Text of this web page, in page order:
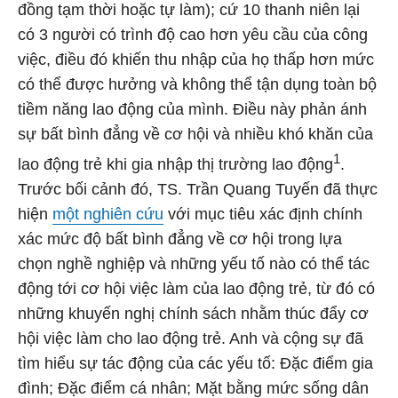
đồng tạm thời hoặc tự làm); cứ 10 thanh niên lại
có 3 người có trình độ cao hơn yêu cầu của công
việc, điều đó khiến thu nhập của họ thấp hơn mức
có thể được hưởng và không thể tận dụng toàn bộ
tiềm năng lao động của mình. Điều này phản ánh
sự bất bình đẳng về cơ hội và nhiều khó khăn của
lao động trẻ khi gia nhập thị trường lao động1.
Trước bối cảnh đó, TS. Trần Quang Tuyến đã thực
hiện một nghiên cứu với mục tiêu xác định chính
xác mức độ bất bình đẳng về cơ hội trong lựa
chọn nghề nghiệp và những yếu tố nào có thể tác
động tới cơ hội việc làm của lao động trẻ, từ đó có
những khuyến nghị chính sách nhằm thúc đẩy cơ
hội việc làm cho lao động trẻ. Anh và cộng sự đã
tìm hiểu sự tác động của các yếu tố: Đặc điểm gia
đình; Đặc điểm cá nhân; Mặt bằng mức sống dân